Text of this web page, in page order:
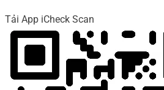
Tải App iCheck Scan